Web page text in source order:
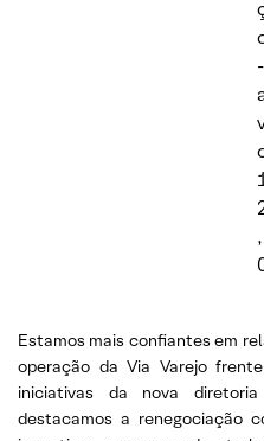
-
,
Estamos mais confiantes em
operação da Via Varejo
iniciativas da nova
destacamos a renegociação